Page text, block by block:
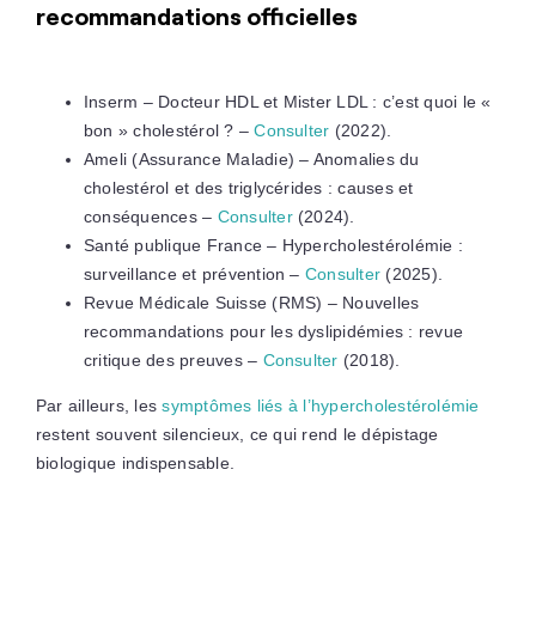
recommandations officielles
Inserm – Docteur HDL et Mister LDL : c’est quoi le «
bon » cholestérol ? –Consulter (2022).
Ameli (Assurance Maladie) – Anomalies du
cholestérol et des triglycérides : causes et
conséquences – Consulter(2024).
Santé publique France – Hypercholestérolémie :
surveillance et prévention – Consulter (2025).
Revue Médicale Suisse (RMS) – Nouvelles
recommandations pour les dyslipidémies : revue
critique des preuves – Consulter (2018).
Par ailleurs, lessymptômes liés à l’hypercholestérolémie
restent souvent silencieux, ce qui rend le dépistage
biologique indispensable.